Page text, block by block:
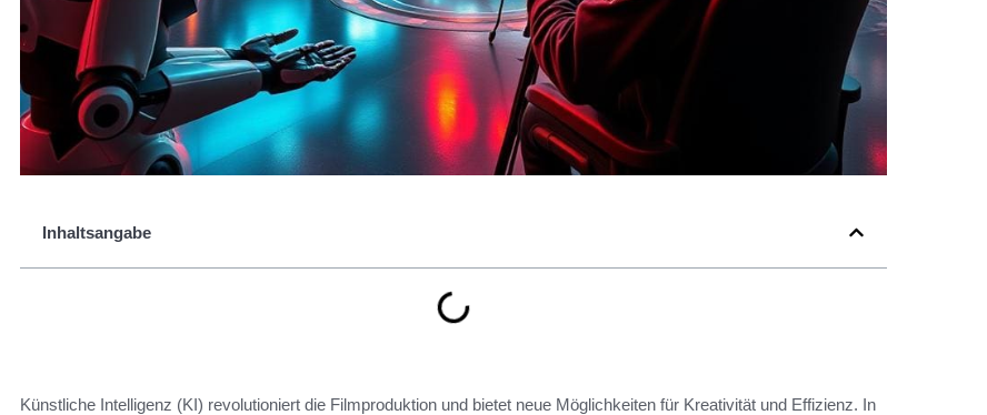
Inhaltsangabe
Künstliche Intelligenz (KI) revolutioniert die Filmproduktion und bietet neue Möglichkeiten für Kreativität und Effizienz. In